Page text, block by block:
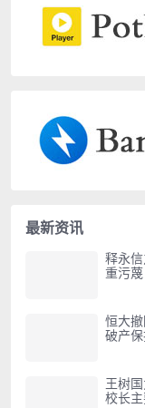
最新资讯
释永
重污
恒大
破产
王树
校长主